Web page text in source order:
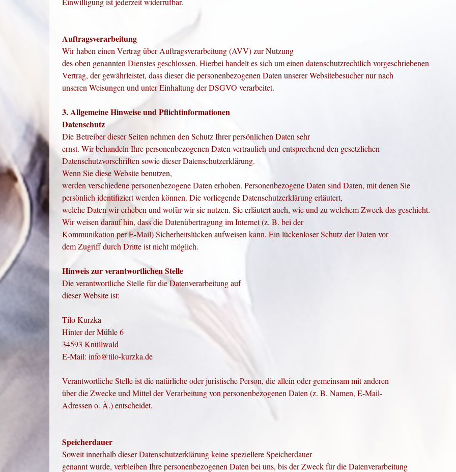
Auftragsverarbeitung
Wir haben einen Vertrag über Auftragsverarbeitung (AVV) zur Nutzung
des oben genannten Dienstes geschlossen. Hierbei handelt es sich um einen datenschutzrechtlich vorgeschriebenen
Vertrag, der gewährleistet, dass dieser die personenbezogenen Daten unserer Websitebesucher nur nach
unseren Weisungen und unter Einhaltung der DSGVO verarbeitet.
3. Allgemeine Hinweise und Pflicht­informationen
Datenschutz
Die Betreiber dieser Seiten nehmen den Schutz Ihrer persönlichen Daten sehr
ernst. Wir behandeln Ihre personenbezogenen Daten vertraulich und entsprechend den gesetzlichen
Datenschutzvorschriften sowie dieser Datenschutzerklärung.
Wenn Sie diese Website benutzen,
werden verschiedene personenbezogene Daten erhoben. Personenbezogene Daten sind Daten, mit denen Sie
persönlich identifiziert werden können. Die vorliegende Datenschutzerklärung erläutert,
welche Daten wir erheben und wofür wir sie nutzen. Sie erläutert auch, wie und zu welchem Zweck das geschieht.
Wir weisen darauf hin, dass die Datenübertragung im Internet (z. B. bei der
Kommunikation per E-Mail) Sicherheitslücken aufweisen kann. Ein lückenloser Schutz der Daten vor
dem Zugriff durch Dritte ist nicht möglich.
Hinweis zur verantwortlichen Stelle
Die verantwortliche Stelle für die Datenverarbeitung auf
dieser Website ist:
Tilo Kurzka
Hinter der Mühle 6
34593 Knüllwald
E-Mail: info@tilo-kurzka.de
Verantwortliche Stelle ist die natürliche oder juristische Person, die allein oder gemeinsam mit anderen
über die Zwecke und Mittel der Verarbeitung von personenbezogenen Daten (z. B. Namen, E-Mail-
Adressen o. Ä.) entscheidet.
Speicherdauer
Soweit innerhalb dieser Datenschutzerklärung keine speziellere Speicherdauer
genannt wurde, verbleiben Ihre personenbezogenen Daten bei uns, bis der Zweck für die Datenverarbeitung